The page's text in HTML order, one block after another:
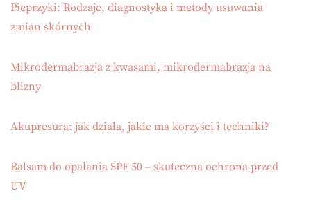
Pieprzyki: Rodzaje, diagnostyka i metody usuwania
zmian skórnych
Mikrodermabrazja z kwasami, mikrodermabrazja na
blizny
Akupresura: jak działa, jakie ma korzyści i techniki?
Balsam do opalania SPF 50 – skuteczna ochrona przed
UV